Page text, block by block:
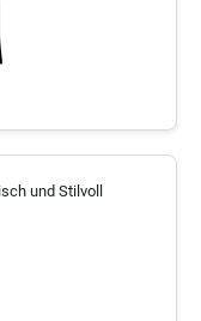
und Stilvoll